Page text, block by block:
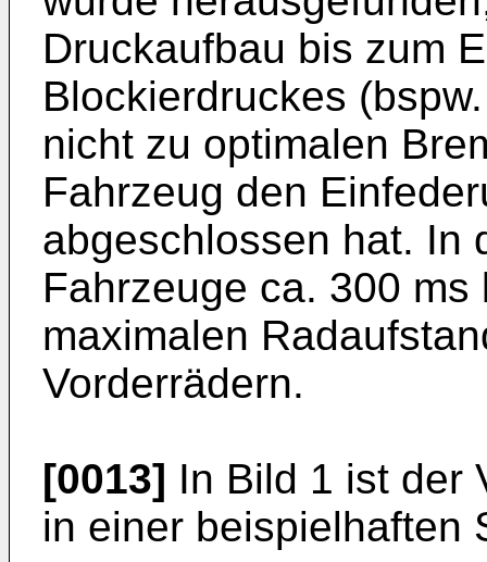
Druckaufbau bis zum
Blockierdruckes
nicht zu optimalen
Fahrzeug den
abgeschlossen hat. In
Fahrzeuge ca. 300
maximalen
Vorderrädern.
[0013] In Bild 1 ist der
in einer beispielhaften